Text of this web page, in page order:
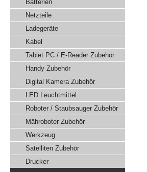
Batterien
Netzteile
Ladegeräte
Kabel
Tablet PC / E-Reader Zubehör
Handy Zubehör
Digital Kamera Zubehör
LED Leuchtmittel
Roboter / Staubsauger Zubehör
Mähroboter Zubehör
Werkzeug
Satelliten Zubehör
Drucker